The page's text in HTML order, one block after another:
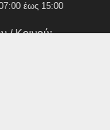
έως 15:00
/ Κοινού: